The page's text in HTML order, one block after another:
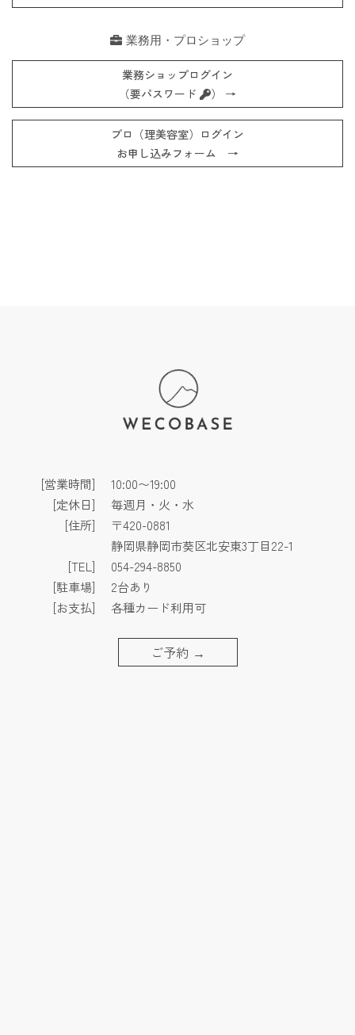
業務用・プロショップ
業務ショップログイン
（要パスワード
） →
プロ（理美容室）ログイン
お申し込みフォーム →
[営業時間]
10:00〜19:00
[定休日]
毎週月・火・水
[住所]
〒420-0881
静岡県静岡市葵区北安東3丁目22-1
[TEL]
054-294-8850
[駐車場]
2台あり
[お支払]
各種カード利用可
ご予約 →